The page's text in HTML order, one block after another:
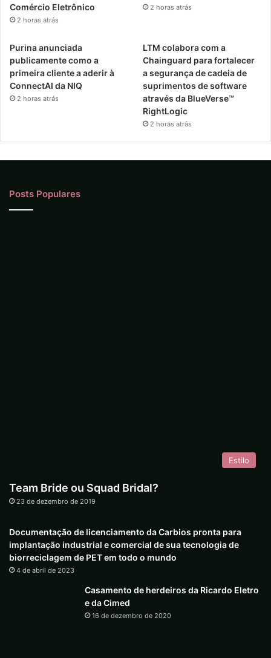
Comércio Eletrônico
2 horas atrás
2 horas atrás
Purina anunciada
publicamente como a
primeira cliente a aderir à
ConnectAI da NIQ
2 horas atrás
LTM colabora com a
Chainguard para fortalecer
a segurança de cadeia de
suprimentos de software
através da BlueVerse™
RightLogic
2 horas atrás
Posts Populares
Estilo
Team Bride ou Squad Bridal?
23 de dezembro de 2019
Documentação de licenciamento da Carbios pronta para
implantação industrial e comercial de sua tecnologia de
biorreciclagem de PET em todo o mundo
4 de abril de 2023
Casamento de herdeiros da Ricardo Eletro
e da Cimed
16 de dezembro de 2020